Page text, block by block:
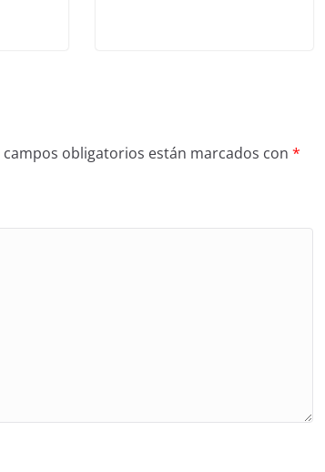
campos obligatorios están marcados con *